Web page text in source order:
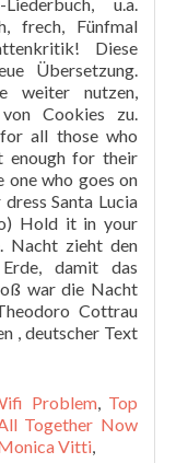
Problem, Top
Together Now
Vitti,